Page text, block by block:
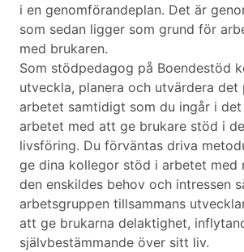
i en genomförandeplan. Det är
som sedan ligger som grund för
med brukaren.
Som stödpedagog på Boendestöd
utveckla, planera och utvärdera det
arbetet samtidigt som du ingår i det
arbetet med att ge brukare stöd i
livsföring. Du förväntas driva
ge dina kollegor stöd i arbetet med
den enskildes behov och intressen
arbetsgruppen tillsammans
att ge brukarna delaktighet,
självbestämmande över sitt liv.